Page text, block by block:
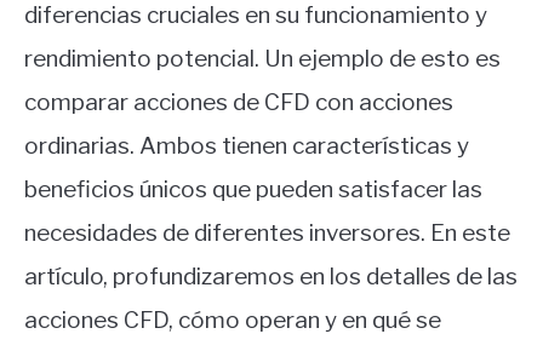
diferencias cruciales en su funcionamiento y
rendimiento potencial. Un ejemplo de esto es
comparar acciones de CFD con acciones
ordinarias. Ambos tienen características y
beneficios únicos que pueden satisfacer las
necesidades de diferentes inversores. En este
artículo, profundizaremos en los detalles de las
acciones CFD, cómo operan y en qué se